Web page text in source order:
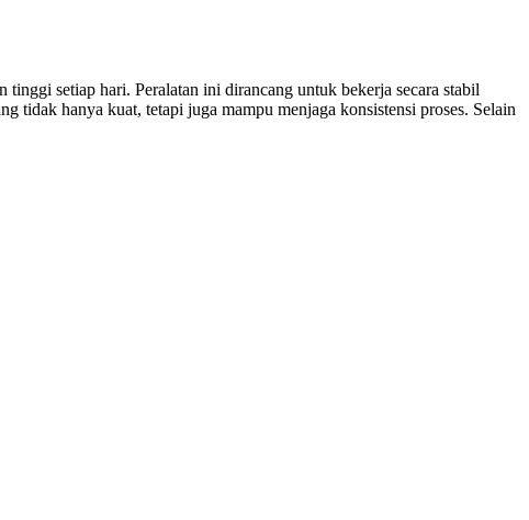
setiap hari. Peralatan ini dirancang untuk bekerja secara stabil
tidak hanya kuat, tetapi juga mampu menjaga konsistensi proses. Selain